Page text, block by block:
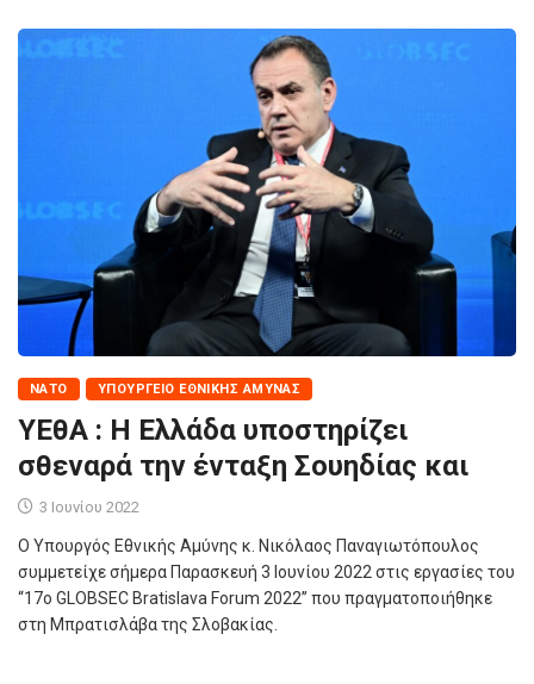
ΝΑΤΟ ΥΠΟΥΡΓΕΊΟ ΕΘΝΙΚΉΣ ΆΜΥΝΑΣ
ΥΕθΑ : Η Ελλάδα υποστηρίζει
σθεναρά την ένταξη Σουηδίας και
3 Ιουνίου 2022
Ο Υπουργός Εθνικής Αμύνης κ. Νικόλαος Παναγιωτόπουλος
συμμετείχε σήμερα Παρασκευή 3 Ιουνίου 2022 στις εργασίες του
“17o GLOBSEC Bratislava Forum 2022” που πραγματοποιήθηκε
στη Μπρατισλάβα της Σλοβακίας.